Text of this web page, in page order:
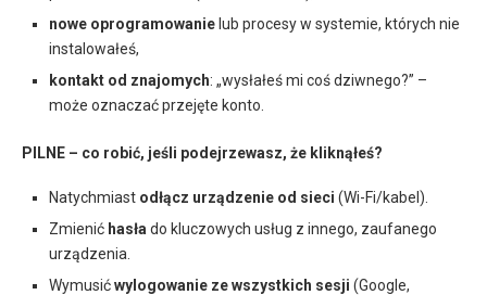
nowe oprogramowanie lub procesy w systemie, których nie
instalowałeś,
kontakt od znajomych: „wysłałeś mi coś dziwnego?” –
może oznaczać przejęte konto.
PILNE – co robić, jeśli podejrzewasz, że kliknąłeś?
Natychmiast odłącz urządzenie od sieci (Wi-Fi/kabel).
Zmienić hasła do kluczowych usług z innego, zaufanego
urządzenia.
Wymusićwylogowanie ze wszystkich sesji (Google,